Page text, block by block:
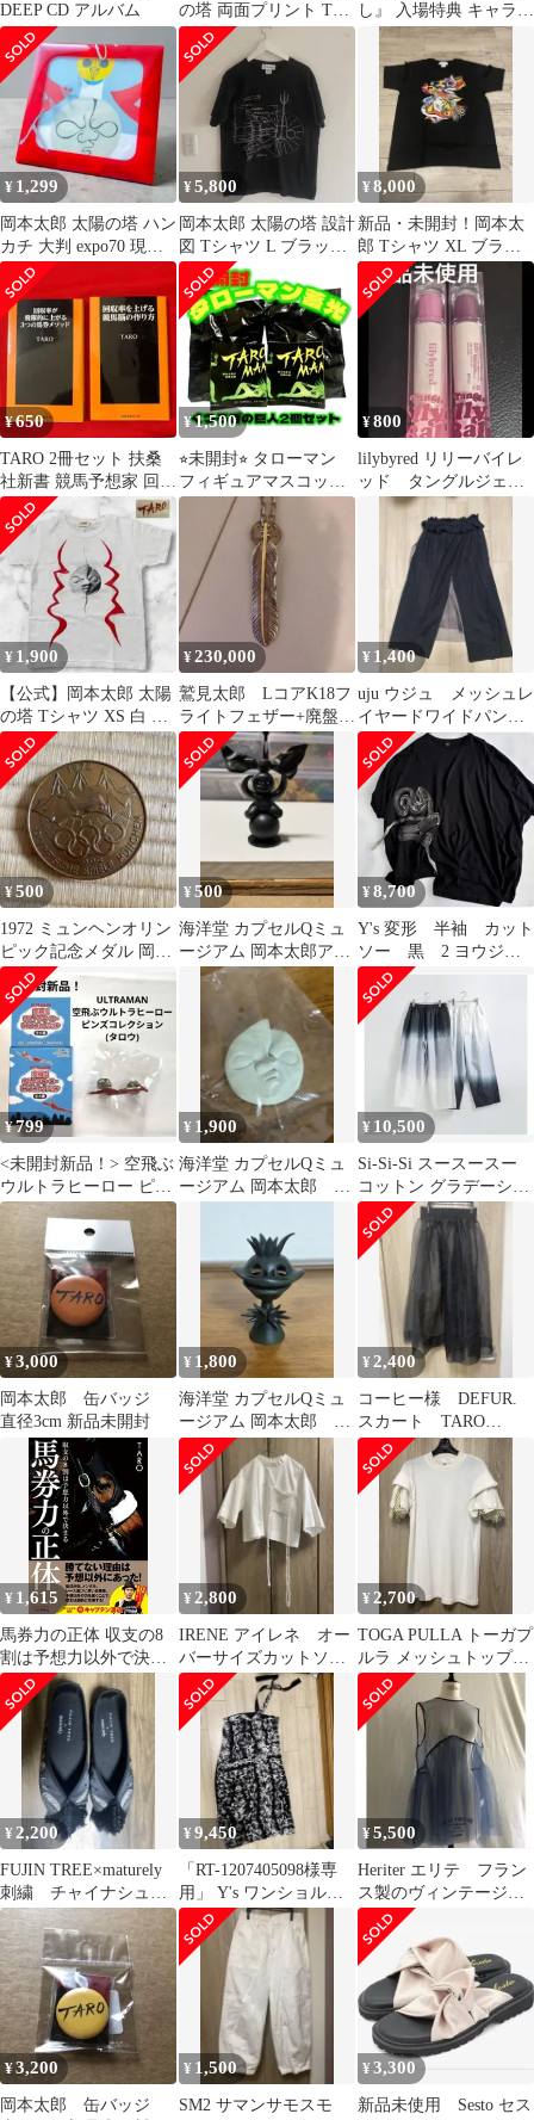
DEEP CD アルバム
の塔 両面プリント Tシ
ャツ S ホワイト
し』 入場特典 キャラク
ターカード
¥ 1,299
岡本太郎 太陽の塔 ハン
カチ 大判 expo70 現代
芸術アトリエ タローマ
ン
¥5,800
岡本太郎 太陽の塔 設計
図 Tシャツ L ブラック
記念館限定 TARO
¥8,000
新品・未開封！岡本太
郎 Tシャツ XL ブラッ
ク 芸術 アート
¥650
TARO 2冊セット 扶桑
社新書 競馬予想家 回収
率向上と馬券戦略を論
理的
¥1,500
⭐︎未開封⭐︎ タローマン
フィギュアマスコット
蓄光カラー くつろぎの
巨人 ×2個
¥800
lilybyred リリーバイレ
ッド タングルジェリ
ーバーム
¥ 1,900
【公式】岡本太郎 太陽
の塔 Tシャツ XS 白 イ
ースト アート ビンテー
ジ
¥230,000
鷲見太郎 LコアK18フ
ライトフェザー+廃盤ホ
イールセット 受注品
¥ 1,400
uju ウジュ メッシュレ
イヤードワイドパンツ
レディース ブラック系
¥500
1972 ミュンヘンオリン
ピック記念メダル 岡本
太郎デザイン ブロンズ
カラー
¥500
海洋堂 カプセルQミュ
ージアム 岡本太郎アー
トピース集 リボンの
¥8,700
Y's 変形 半袖 カット
ソー 黒 2 ヨウジヤ
マモト
¥799
<未開封新品！> 空飛ぶ
ウルトラヒーロー ピン
ズコレクション ウルト
ラマンタロウ
¥ 1,900
海洋堂 カプセルQミュ
ージアム 岡本太郎 ア
チャ TARO
¥ 10,500
Si-Si-Si スースースー
コットン グラデーショ
ン ストリング パンツ
¥3,000
岡本太郎 缶バッジ
直径3cm 新品未開封
¥ 1,800
海洋堂 カプセルQミュ
ージアム 岡本太郎 ア
ートピース集 河童
ガチャ TARO
¥2,400
コーヒー様 DEFUR.
スカート TARO
HORIUCHIトップスお
まとめ
¥ 1,615
馬券力の正体 収支の8
割は予想力以外で決ま
る
¥ 2,800
IRENE アイレネ オー
バーサイズカットソ
ー 丈短め
¥ 2,700
TOGA PULLA トーガプ
ルラ メッシュトップス
半袖 カットソー Tシャ
ツ
¥ 2,200
FUJIN TREE×maturely
刺繍 チャイナシュー
ズ
¥9,450
「RT-1207405098様専
用」 Y's ワンショルダ
ースカート モノトー
ン
¥5,500
Heriter エリテ フラン
ス製のヴィンテージリ
バーレース使用 シア
ー ベスト
¥3,200
岡本太郎 缶バッジ
¥ 1,500
SM2 サマンサモスモ
¥3,300
新品未使用 Sesto セス